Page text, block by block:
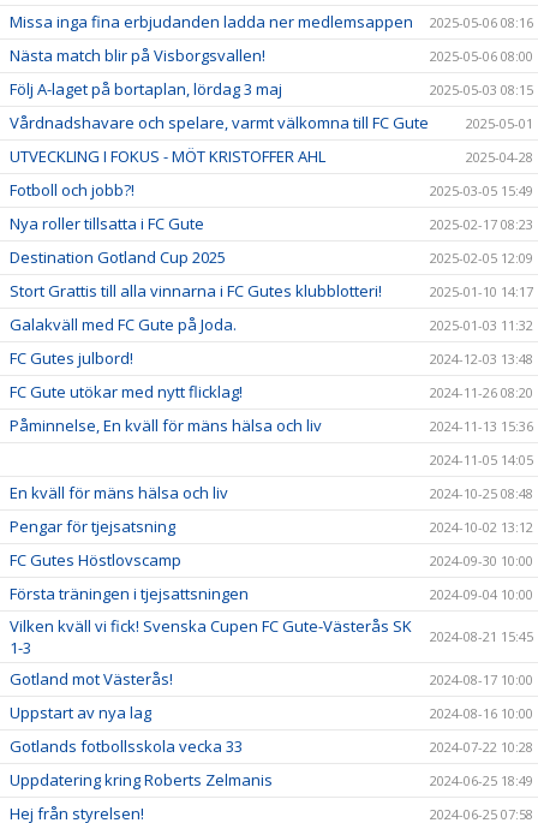
Missa inga fina erbjudanden ladda ner medlemsappen 2025-05-06 08:16
Nästa match blir på Visborgsvallen! 2025-05-06 08:00
Följ A-laget på bortaplan, lördag 3 maj 2025-05-03 08:15
Vårdnadshavare och spelare, varmt välkomna till FC Gute 2025-05-01
UTVECKLING I FOKUS - MÖT KRISTOFFER AHL 2025-04-28
Fotboll och jobb?! 2025-03-05 15:49
Nya roller tillsatta i FC Gute 2025-02-17 08:23
Destination Gotland Cup 2025 2025-02-05 12:09
Stort Grattis till alla vinnarna i FC Gutes klubblotteri! 2025-01-10 14:17
Galakväll med FC Gute på Joda. 2025-01-03 11:32
FC Gutes julbord! 2024-12-03 13:48
FC Gute utökar med nytt flicklag! 2024-11-26 08:20
Påminnelse, En kväll för mäns hälsa och liv
2024-11-13 15:36
2024-11-05 14:05
En kväll för mäns hälsa och liv 2024-10-25 08:48
Pengar för tjejsatsning 2024-10-02 13:12
FC Gutes Höstlovscamp 2024-09-30 10:00
Första träningen i tjejsattsningen 2024-09-04 10:00
Vilken kväll vi fick! Svenska Cupen FC Gute-Västerås SK
1-3
2024-08-21 15:45
Gotland mot Västerås! 2024-08-17 10:00
Uppstart av nya lag 2024-08-16 10:00
Gotlands fotbollsskola vecka 33 2024-07-22 10:28
Uppdatering kring Roberts Zelmanis 2024-06-25 18:49
Hej från styrelsen! 2024-06-25 07:58